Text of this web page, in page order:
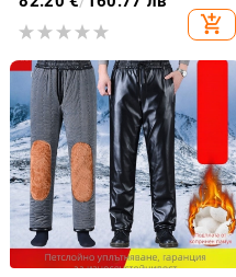
add_shopping_cart